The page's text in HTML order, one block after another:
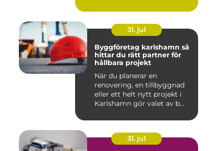
31. jul
Byggföretag karlshamn så
hittar du rätt partner för
hållbara projekt
När du planerar en
renovering, en tillbyggnad
eller ett helt nytt projekt i
Karlshamn gör valet av b...
31. jul